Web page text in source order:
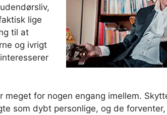
lige
til at
og ivrigt
meget for nogen engang imellem.
som dybt personlige, og de